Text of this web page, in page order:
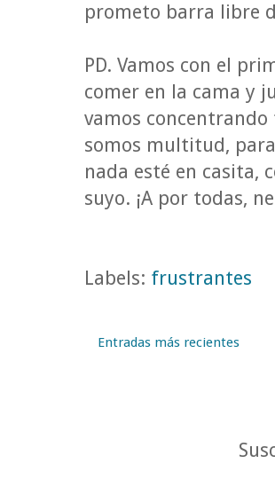
prometo barra libre
PD. Vamos con el
comer en la cama y
vamos
somos multitud,
nada esté en casita,
suyo. ¡A por todas,
Labels: frustrantes
Entradas más recientes